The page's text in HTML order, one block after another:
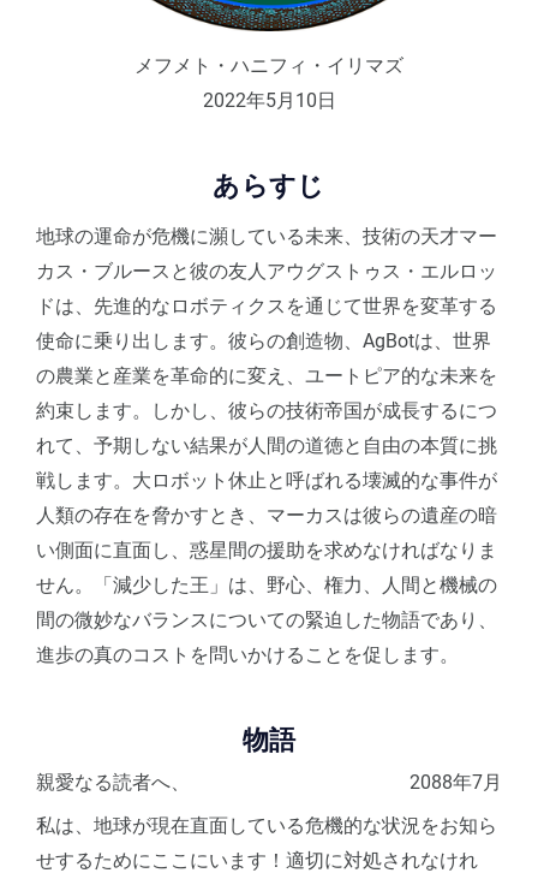
メフメト・ハニフィ・イリマズ
2022年5月10日
あらすじ
地球の運命が危機に瀕している未来、技術の天才マー
カス・ブルースと彼の友人アウグストゥス・エルロッ
ドは、先進的なロボティクスを通じて世界を変革する
使命に乗り出します。彼らの創造物、AgBotは、世界
の農業と産業を革命的に変え、ユートピア的な未来を
約束します。しかし、彼らの技術帝国が成長するにつ
れて、予期しない結果が人間の道徳と自由の本質に挑
戦します。大ロボット休止と呼ばれる壊滅的な事件が
人類の存在を脅かすとき、マーカスは彼らの遺産の暗
い側面に直面し、惑星間の援助を求めなければなりま
せん。「減少した王」は、野心、権力、人間と機械の
間の微妙なバランスについての緊迫した物語であり、
進歩の真のコストを問いかけることを促します。
物語
親愛なる読者へ、
2088年7月
私は、地球が現在直面している危機的な状況をお知ら
せするためにここにいます！適切に対処されなけれ